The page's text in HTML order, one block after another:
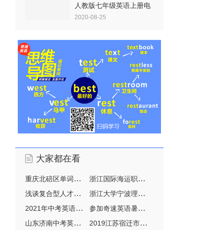
人教版七年级英语上册电
2020-08-25
大家都在看
重庆北碚区单词速记，2019国内冬令营哪家好?国内
浙江国际海运职业技术学院/2004年建校/师资简介/
浅谈复合型人才培养模式下的高师日语教育特色
浙江大学宁波理工学院成人教育学院/2001年建校/
2021年中考英语译林牛津词汇专项训练1000题含答
参加奇速英语暑假夏令营可以激发孩子的哪些能力
山东济南中考英语常考知识点,如何复习,备考策略
2019江苏宿迁市英语特训营哪家好?奇速英语英语夏